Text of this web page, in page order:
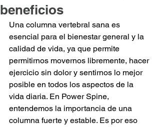
beneficios
Una columna vertebral sana es
esencial para el bienestar general y la
calidad de vida, ya que permite
permitirnos movernos libremente, hacer
ejercicio sin dolor y sentirnos lo mejor
posible en todos los aspectos de la
vida diaria. En Power Spine,
entendemos la importancia de una
columna fuerte y estable. Es por eso